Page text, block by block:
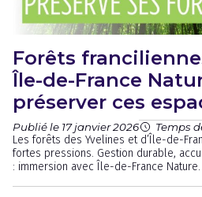
Forêts
Île-de-France
préserver ces
Publié le 17 janvier 2026 Temps
Les forêts des Yvelines et d’Île-de-
fortes pressions. Gestion durable,
: immersion avec Île-de-France Nature.